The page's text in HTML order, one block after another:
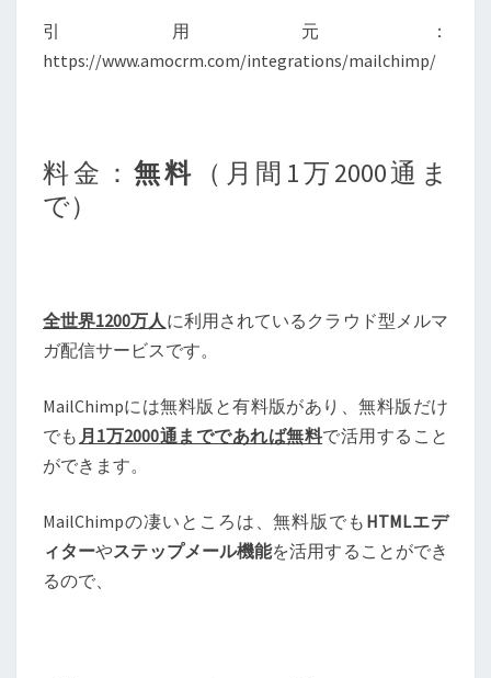
引用元：
https://www.amocrm.com/integrations/mailchimp/
料金：無料 （月間1万2000通ま
で）
全世界1200万人 に利用されているクラウド型メルマ
ガ配信サービスです。
MailChimpには無料版と有料版があり、無料版だけ
でも 月1万2000通までであれば無料で活用すること
ができます。
MailChimpの凄いところは、無料版でも HTMLエデ
ィターやステップメール機能を活用することができ
るので、